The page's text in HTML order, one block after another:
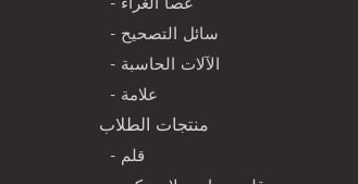
- سائل التصحيح
- الآلات الحاسبة
- علامة
منتجات الطلاب
- قلم